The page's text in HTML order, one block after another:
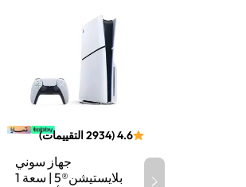
4.6
(
2934 التقييمات)
جهاز سوني
بلايستيشن®5 | سعة 1